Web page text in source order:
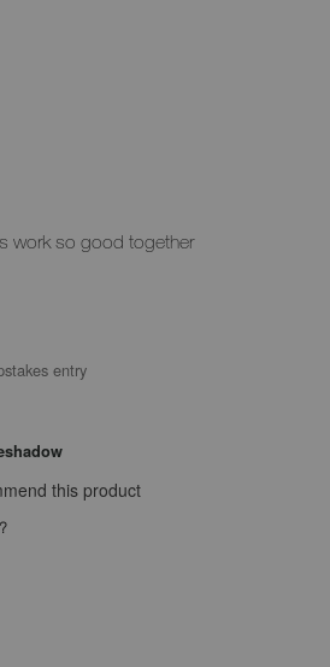
work so good together
entry
this product